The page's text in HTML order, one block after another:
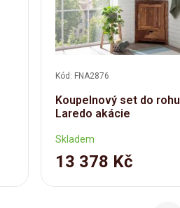
Kód: FNA2876
Koupelnový set do rohu
Laredo akácie
Skladem
13 378 Kč